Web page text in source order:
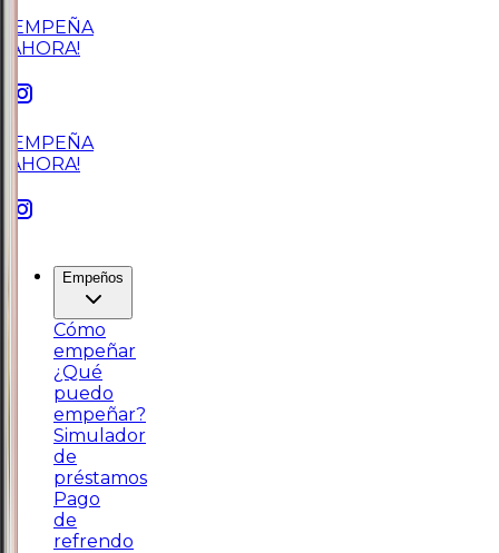
¡EMPEÑA
AHORA!
¡EMPEÑA
AHORA!
Empeños
Cómo
empeñar
¿Qué
puedo
empeñar?
Simulador
de
préstamos
Pago
de
refrendo